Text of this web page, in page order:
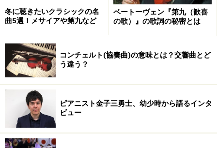
冬に聴きたいクラシックの名
曲5選！メサイアや第九など
ベートーヴェン『第九（歓喜
の歌）』の歌詞の秘密とは
コンチェルト(協奏曲)の意味とは？交響曲とど
う違う？
ピアニスト金子三勇士、幼少時から語るインタ
ビュー